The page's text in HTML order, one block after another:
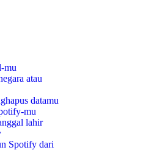
mu
atau
datamu
mu
lahir
Spotify dari